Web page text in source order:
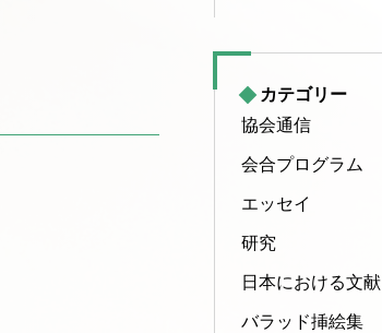
カテゴリー
協会通信
会合プログラム
エッセイ
研究
日本における文献
バラッド挿絵集